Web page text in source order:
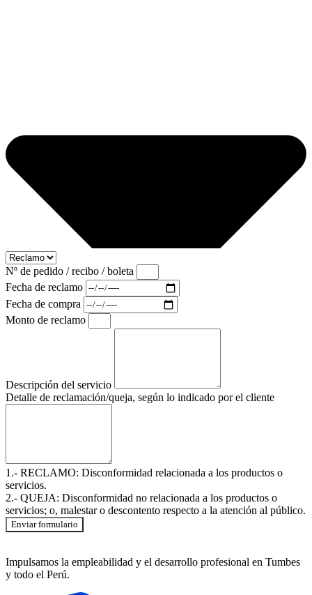
Nº de pedido / recibo / boleta
Fecha de reclamo
Fecha de compra
Monto de reclamo
Descripción del servicio
Detalle de reclamación/queja, según lo indicado por el cliente
1.- RECLAMO: Disconformidad relacionada a los productos o
servicios.
2.- QUEJA: Disconformidad no relacionada a los productos o
servicios; o, malestar o descontento respecto a la atención al público.
Enviar formulario
Impulsamos la empleabilidad y el desarrollo profesional en Tumbes
y todo el Perú.